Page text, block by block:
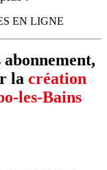
EN LIGNE
la création
les-Bains